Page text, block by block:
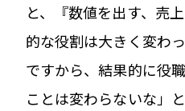
と、『数値を出す、売
的な役割は大きく変わ
ですから、結果的に役
ことは変わらないな」